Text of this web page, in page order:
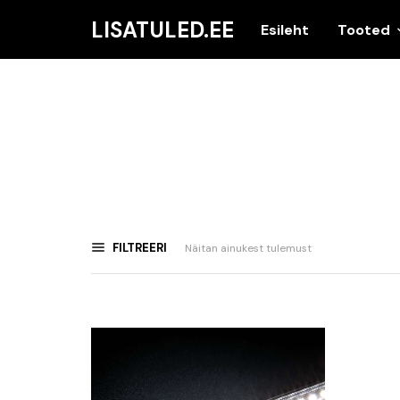
LISATULED.EE Esileht Tooted
FILTREERI Näitan ainukest tulemust